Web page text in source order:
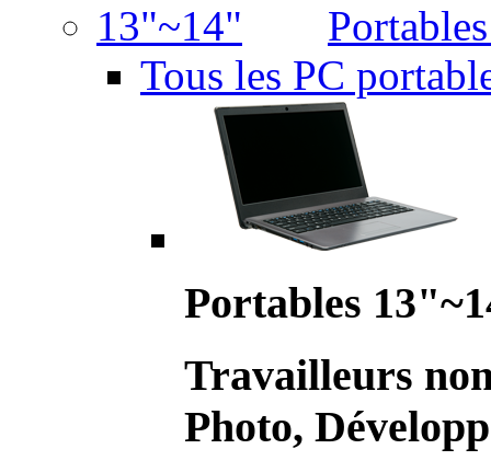
Tous les PC
Portables
Travailleurs
Photo,